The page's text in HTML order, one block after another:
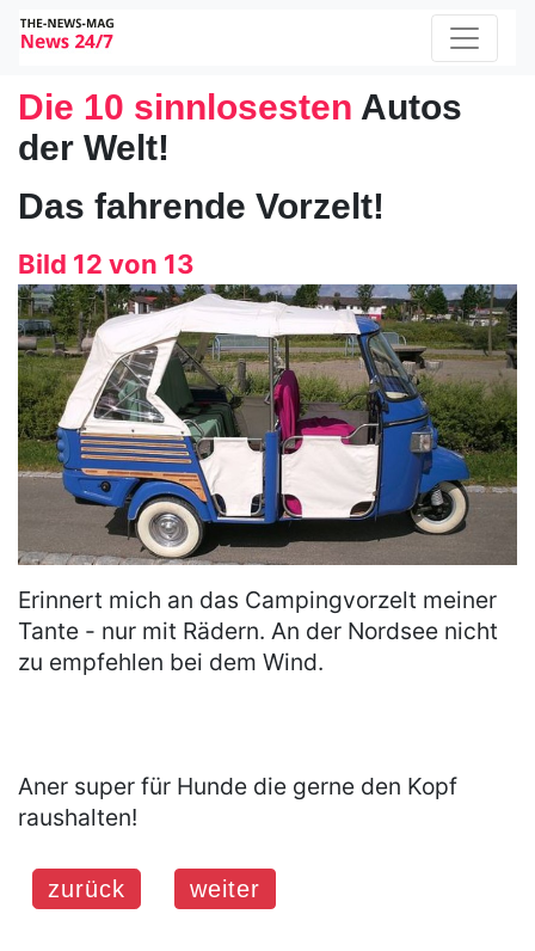
Die 10 sinnlosesten Autos
der Welt!
Das fahrende Vorzelt!
Bild 12 von 13
Erinnert mich an das Campingvorzelt meiner
Tante - nur mit Rädern. An der Nordsee nicht
zu empfehlen bei dem Wind.
Aner super für Hunde die gerne den Kopf
raushalten!
zurück weiter